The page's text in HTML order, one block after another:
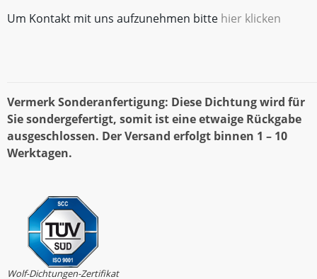
Um Kontakt mit uns aufzunehmen bitte hier klicken
Vermerk Sonderanfertigung: Diese Dichtung wird für
Sie sondergefertigt, somit ist eine etwaige Rückgabe
ausgeschlossen. Der Versand erfolgt binnen 1 – 10
Werktagen.
Wolf-Dichtungen-Zertifikat